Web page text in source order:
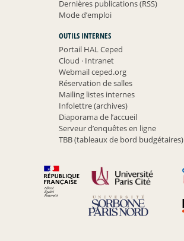
Dernières publications (RSS)
Mode d’emploi
OUTILS INTERNES
Portail HAL Ceped
Cloud ·Intranet
Webmail ceped.org
Réservation de salles
Mailing listes internes
Infolettre (archives)
Diaporama de l’accueil
Serveur d’enquêtes en ligne
TBB (tableaux de bord budgétaires)